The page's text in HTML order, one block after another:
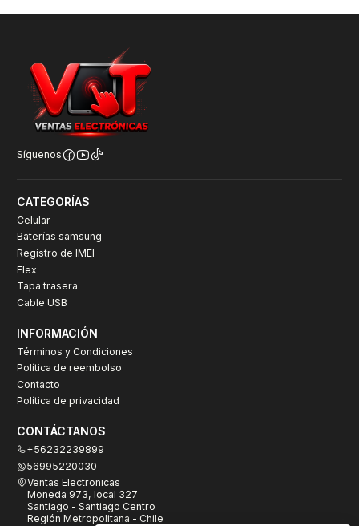
Síguenos
CATEGORÍAS
Celular
Baterías samsung
Registro de IMEI
Flex
Tapa trasera
Cable USB
INFORMACIÓN
Términos y Condiciones
Política de reembolso
Contacto
Política de privacidad
CONTÁCTANOS
+56232239899
56995220030
Ventas Electronicas
Moneda 973, local 327
Santiago - Santiago Centro
Región Metropolitana - Chile